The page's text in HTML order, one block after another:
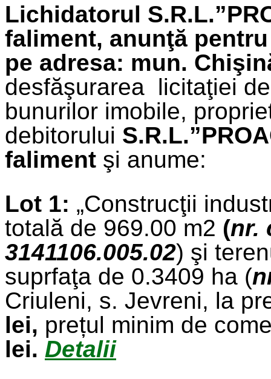
Lichidatorul
faliment, anunţă
pe adresa: mun.
desfăşurarea licitaţiei
bunurilor imobile,
debitorului
faliment şi anume:
Lot 1: „Construcţii
totală de 969.00 m2 (nr.
3141106.005.02) şi
suprfaţa de 0.3409 ha (
Criuleni, s. Jevreni, la
lei, prețul minim de
lei. Detalii